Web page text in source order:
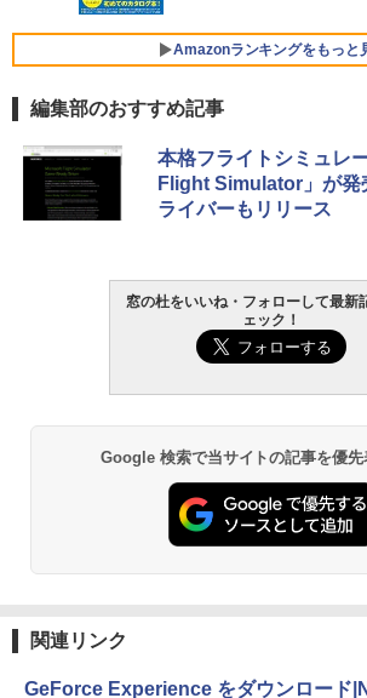
Core i5/16GB/SSD
VWK3E15W_AZ
￥139,880
Amazonランキングをもっと
Amazon Kindle
ンチディスプレイ、
週間持続バッテリー
ク
Amazon Kindle - 目
ない、大きな画面で読
続バッテリー、6イン
￥16,980
Kindle Paperwhite シ
ション (32GB) 7イン
編集部のおすすめ記事
本格フライトシミュレ
Flight Simulator」が発
ライバーもリリース
窓の杜をいいね・フォローして最新
ェック！
Google 検索で当サイトの記事を優先
関連リンク
GeForce Experience をダウンロード